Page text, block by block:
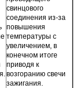
свинцового
соединения из-за
повышения
температуры с
увеличением, в
конечном итоге
приводя к
возгоранию свечи
зажигания.